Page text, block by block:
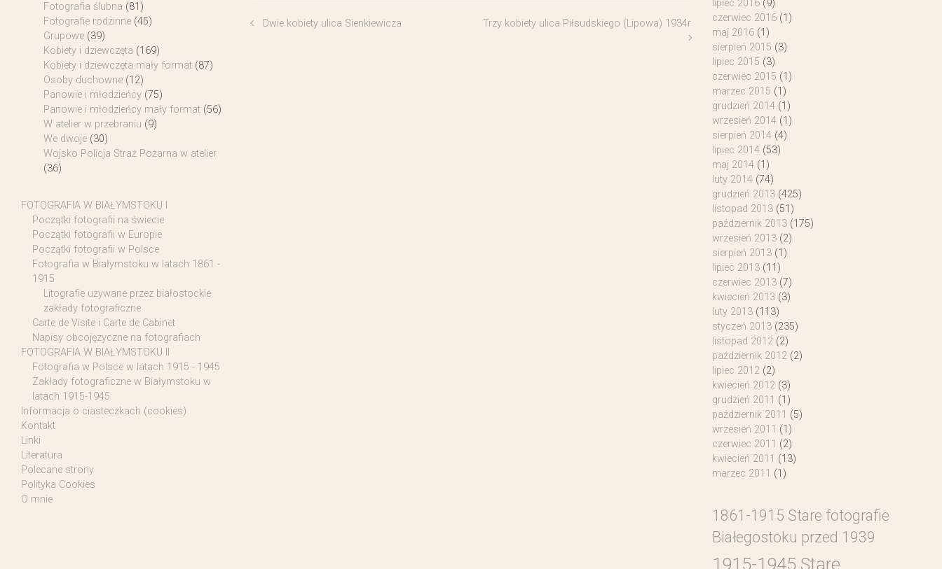
Dwie kobiety ulica Sienkiewicza Trzy kobiety ulica Piłsudskiego (Lipowa) 1934r
Fotografia ślubna (81)
Fotografie rodzinne (45)
Grupowe (39)
Kobiety i dziewczęta (169)
Kobiety i dziewczęta mały format (87)
Osoby duchowne (12)
Panowie i młodzieńcy (75)
Panowie i młodzieńcy mały format (56)
W atelier w przebraniu (9)
We dwoje (30)
Wojsko Policja Straż Pożarna w atelier
(36)
FOTOGRAFIA W BIAŁYMSTOKU I
Początki fotografii na świecie
Początki fotografii w Europie
Początki fotografii w Polsce
Fotografia w Białymstoku w latach 1861 -
1915
Litografie używane przez białostockie
zakłady fotograficzne
Carte de Visite i Carte de Cabinet
Napisy obcojęzyczne na fotografiach
FOTOGRAFIA W BIAŁYMSTOKU II
Fotografia w Polsce w latach 1915 - 1945
Zakłady fotograficzne w Białymstoku w
latach 1915-1945
Informacja o ciasteczkach (cookies)
Kontakt
Linki
Literatura
Polecane strony
Polityka Cookies
O mnie
lipiec 2016(9)
czerwiec 2016(1)
maj 2016(1)
sierpień 2015 (3)
lipiec 2015 (3)
czerwiec 2015 (1)
marzec 2015 (1)
grudzień 2014(1)
wrzesień 2014(1)
sierpień 2014(4)
lipiec 2014(53)
maj 2014(1)
luty 2014(74)
grudzień 2013(425)
listopad 2013(51)
październik 2013(175)
wrzesień 2013(2)
sierpień 2013(1)
lipiec 2013(11)
czerwiec 2013(7)
kwiecień 2013(3)
luty 2013(113)
styczeń 2013(235)
listopad 2012(2)
październik 2012(2)
lipiec 2012(2)
kwiecień 2012(3)
grudzień 2011 (1)
październik 2011 (5)
wrzesień 2011 (1)
czerwiec 2011 (2)
kwiecień 2011 (13)
marzec 2011 (1)
1861-1915 Stare fotografie
Białegostoku przed 1939
1915-1945 Stare